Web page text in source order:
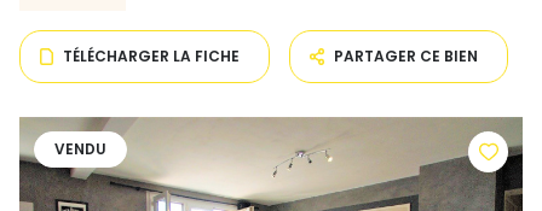
TÉLÉCHARGER LA FICHE PARTAGER CE BIEN
VENDU